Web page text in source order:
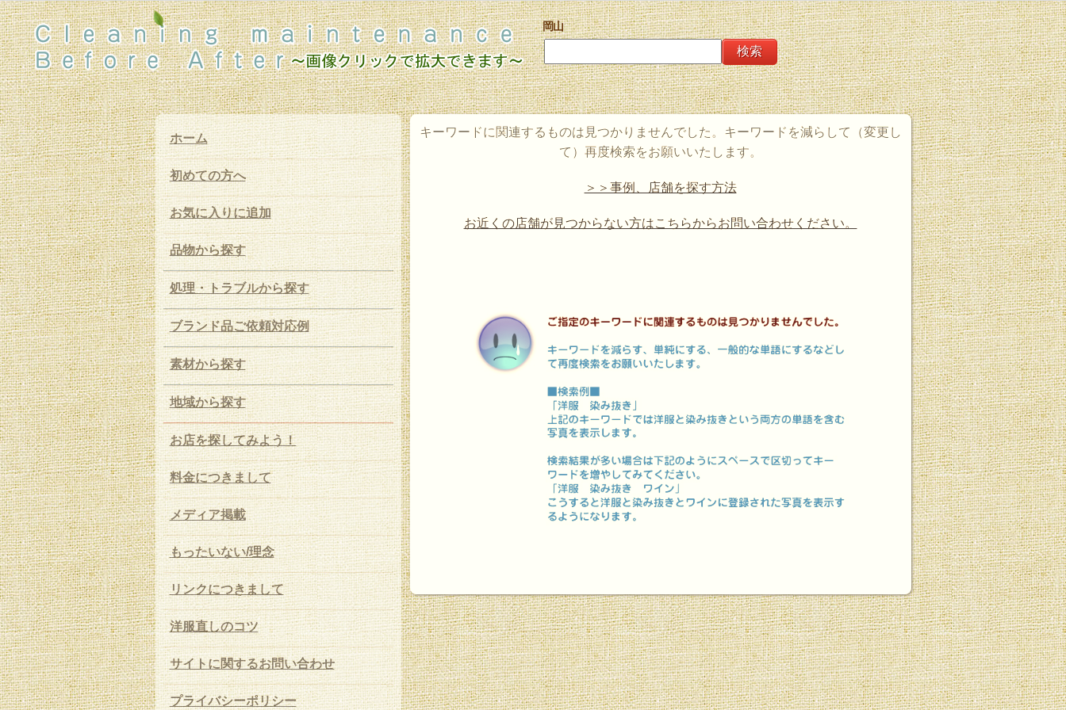
岡山
ホーム
初めての方へ
お気に入りに追加
品物から探す
処理・トラブルから探す
ブランド品ご依頼対応例
素材から探す
地域から探す
お店を探してみよう！
料金につきまして
メディア掲載
もったいない/理念
リンクにつきまして
洋服直しのコツ
サイトに関するお問い合わせ
プライバシーポリシー
キーワードに関連するものは見つかりませんでした。キーワードを減らして（変更し
て）再度検索をお願いいたします。
＞＞事例、店舗を探す方法
お近くの店舗が見つからない方はこちらからお問い合わせください。